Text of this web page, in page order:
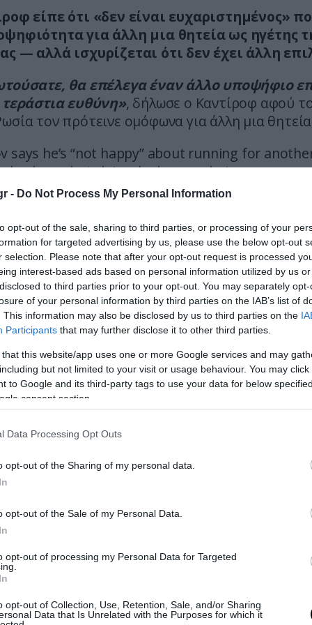
- Do Not Process My Personal Information
opt-out of the sale, sharing to third parties, or processing of your
for targeted advertising by us, please use the below opt-out
selection. Please note that after your opt-out request is processed
interest-based ads based on personal information utilized by us
to third parties prior to your opt-out. You may separately
of your personal information by third parties on the IAB’s list of
This information may also be disclosed by us to third parties on the
Participants that may further disclose it to other third parties.
that this website/app uses one or more Google services and may
but not limited to your visit or usage behaviour. You may
to Google and its third-party tags to use your data for below
consent section.
Data Processing Opt Outs
opt-out of the Sharing of my personal data.
opt-out of the Sale of my Personal Data.
opt-out of processing my Personal Data for Targeted
opt-out of Collection, Use, Retention, Sale, and/or Sharing
Data that Is Unrelated with the Purposes for which it
είπε ότι «δεν είναι ευχαριστημένος»
για άλλη μια θητεία ως ηγέτης
— αλλά ισχυρίζεται ότι δεν έχει άλλη
θα επέλεγα έναν άλλο υποψήφιο
τεράστια ευθύνη», δήλωσε ο Καντίροφ αφού
τον πρότεινε ομόφωνα για άλλη μια
says he’s “not happy” about running for
leader — but claims he has no choice
me, I would choose another candidate because
Kadyrov said after United Russia
him for another term.…pic.twitter.com/
July 6, 2026
Αχμάτοβιτς Καντίροφείναι ο ηγέτης της
ο «κανόνας 72»: Ο τρόπος με τον οποίο μπορείς
πότε διπλασιάζονται τα χρήματά σου
του Κογκρέσου ο Άντονι Φάουτσι –
Μετά την Ελλάδα συνεχίζει τις διακοπές της
που «προδίδουν» τον νέο της έρωτα
Ακολουθήστε το pronews.grστο Google News και
πρώτοι όλες τις ειδήσεις